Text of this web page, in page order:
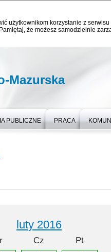
użytkownikom korzystanie z
że możesz samodzielnie
Mazurska
PUBLICZNE PRACA
luty 2016
Cz Pt